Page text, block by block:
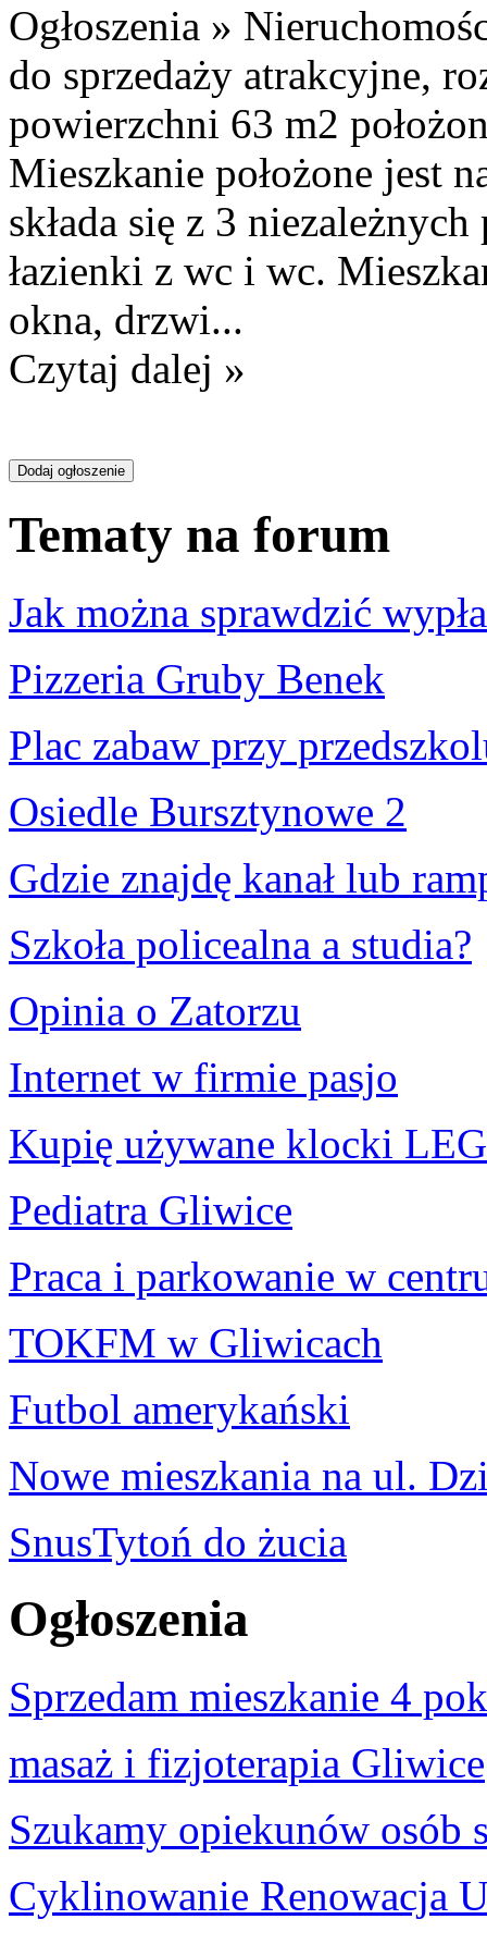
Ogłoszenia »
do sprzedaży atrakcyjne,
powierzchni 63 m2
Mieszkanie położone jest
składa się z 3
łazienki z wc i wc.
okna, drzwi...
Czytaj dalej »
Tematy na forum
Jak można sprawdzić
Pizzeria Gruby Benek
Plac zabaw przy
Osiedle Bursztynowe 2
Gdzie znajdę kanał lub
Szkoła policealna a studia?
Opinia o Zatorzu
Internet w firmie pasjo
Kupię używane klocki
Pediatra Gliwice
Praca i parkowanie w
TOKFM w Gliwicach
Futbol amerykański
Nowe mieszkania na ul.
SnusTytoń do żucia
Ogłoszenia
Sprzedam mieszkanie 4
masaż i fizjoterapia Gliwice
Szukamy opiekunów osób
Cyklinowanie Renowacja